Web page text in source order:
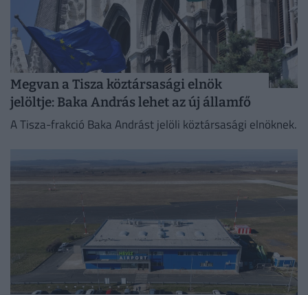
Megvan a Tisza köztársasági elnök
jelöltje: Baka András lehet az új államfő
A Tisza-frakció Baka Andrást jelöli köztársasági elnöknek.